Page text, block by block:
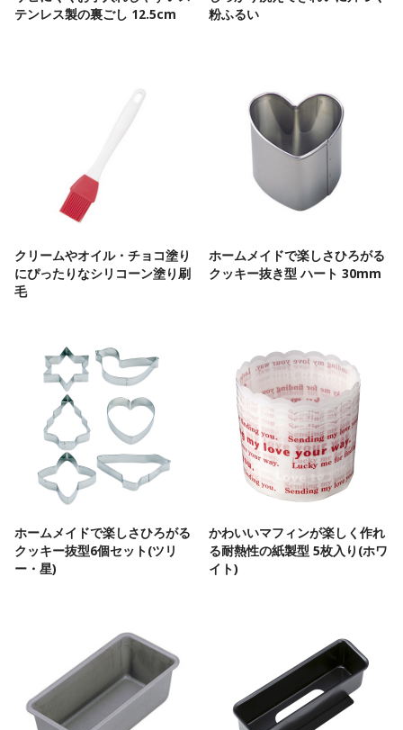
テンレス製の裏ごし 12.5cm
粉ふるい
クリームやオイル・チョコ塗り
にぴったりなシリコーン塗り刷
毛
ホームメイドで楽しさひろがる
クッキー抜き型 ハート 30mm
ホームメイドで楽しさひろがる
クッキー抜型6個セット(ツリ
ー・星)
かわいいマフィンが楽しく作れ
る耐熱性の紙製型 5枚入り(ホワ
イト)